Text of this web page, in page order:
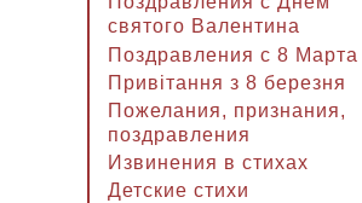
святого Валентина
Поздравления с 8 Марта
Привітання з 8 березня
Пожелания, признания,
поздравления
Извинения в стихах
Детские стихи